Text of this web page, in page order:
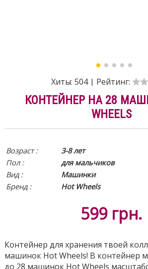
Хиты: 504 | Рейтинг:
КОНТЕЙНЕР НА 28
WHEELS
Возраст :
3-8 лет
Пол :
для мальчиков
Вид :
Машинки
Бренд :
Hot Wheels
599 грн.
Контейнер для хранения твоей
машинок Hot Wheels! В контейнер
до 28 машинок Hot Wheels